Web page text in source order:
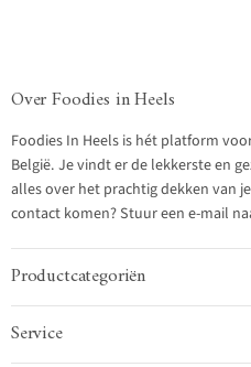
Over Foodies in Heels
Foodies In Heels is hét platform
België. Je vindt er de lekkerste en
alles over het prachtig dekken van
contact komen? Stuur een e-mail
Productcategoriën
Service